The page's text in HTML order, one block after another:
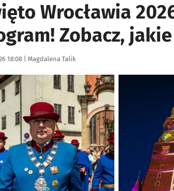
Wrocławia
Zobacz,
18:08 | Autor:
Magdalena Talik
aby zobaczyć galerię
aby powiększyć